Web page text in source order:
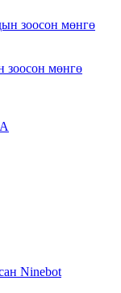
зоосон мөнгө